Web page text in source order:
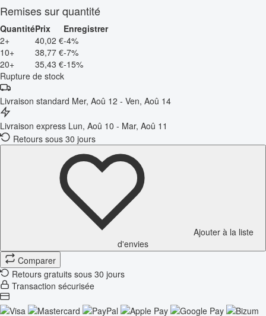
Remises sur quantité
QuantitéPrix
Enregistrer
2+
40,02 €-4%
10+
38,77 €-7%
20+
35,43 €-15%
Rupture de stock
Livraison standard Mer, Aoû 12 - Ven, Aoû 14
Livraison express Lun, Aoû 10 - Mar, Aoû 11
Retours sous 30 jours
Ajouter à la liste
d'envies
Comparer
Retours gratuits sous 30 jours
Transaction sécurisée